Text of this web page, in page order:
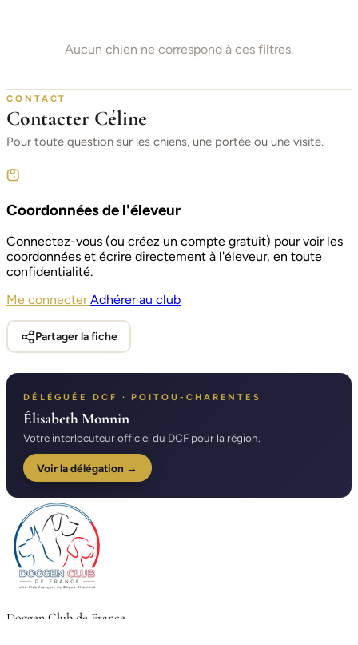
Aucun chien ne correspond à ces filtres.
CONTACT
Contacter Céline
Pour toute question sur les chiens, une portée ou une visite.
Coordonnées de l'éleveur
Connectez-vous (ou créez un compte gratuit) pour voir les
coordonnées et écrire directement à l'éleveur, en toute
confidentialité.
Me connecterAdhérer au club
Partager la fiche
DÉLÉGUÉE DCF · POITOU-CHARENTES
Élisabeth Monnin
Votre interlocuteur officiel du DCF pour la région.
Voir la délégation →
Doggen Club de France